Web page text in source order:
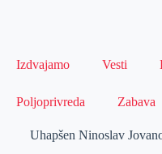
Izdvajamo Vesti
Poljoprivreda Zabava
Uhapšen Ninoslav